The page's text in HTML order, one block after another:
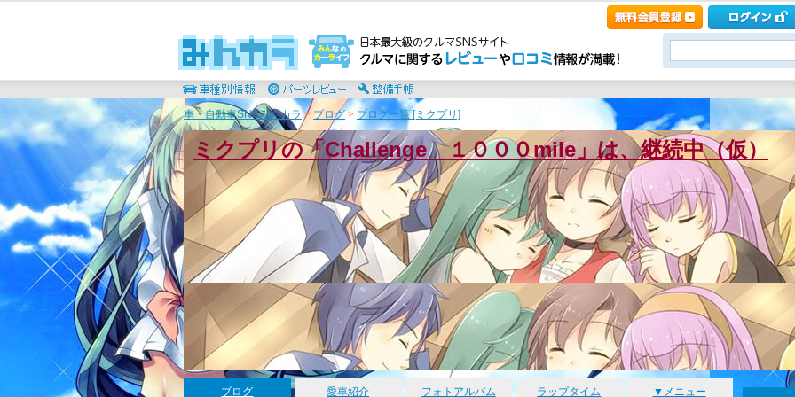
車・自動車SNSみんカラ> ブログ> ブログ一覧 [ミクプリ]
ミクプリの「Challenge １０００mile」は、継続中（仮）
ブログ 愛車紹介 フォトアルバム ラップタイム ▼メニュー